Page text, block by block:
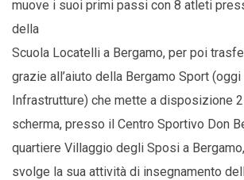
muove i suoi primi passi con 8 atleti
della
Scuola Locatelli a Bergamo, per poi
grazie all’aiuto della Bergamo Sport (oggi
Infrastrutture) che mette a disposizione
scherma, presso il Centro Sportivo Don
quartiere Villaggio degli Sposi a
svolge la sua attività di insegnamento